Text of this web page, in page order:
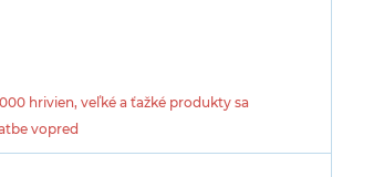
hrivien, veľké a ťažké produkty sa
vopred